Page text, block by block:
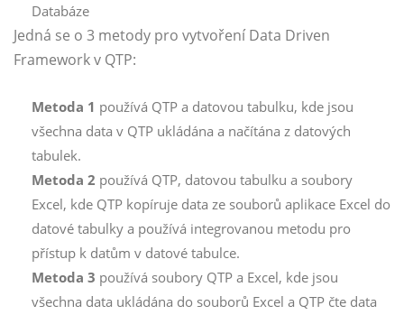
Databáze
Jedná se o 3 metody pro vytvoření Data Driven
Framework v QTP:
Metoda 1 používá QTP a datovou tabulku, kde jsou
všechna data v QTP ukládána a načítána z datových
tabulek.
Metoda 2 používá QTP, datovou tabulku a soubory
Excel, kde QTP kopíruje data ze souborů aplikace Excel do
datové tabulky a používá integrovanou metodu pro
přístup k datům v datové tabulce.
Metoda 3 používá soubory QTP a Excel, kde jsou
všechna data ukládána do souborů Excel a QTP čte data